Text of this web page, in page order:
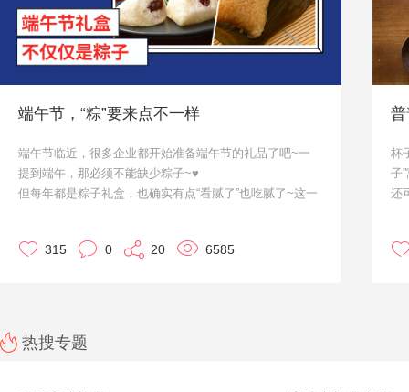
端午节，“粽”要来点不一样
端午节临近，很多企业都开始准备端午节的礼品了吧~一
提到端午，那必须不能缺少粽子~♥
但每年都是粽子礼盒，也确实有点“看腻了”也吃腻了~这一
315 0 20 6585
杯
子
还
热搜专题